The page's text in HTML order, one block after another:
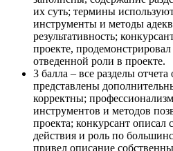
их суть; термины
инструменты и методы
результативность;
проекте,
отведенной роли в проекте.
3 балла – все разделы
представлены
корректны;
инструментов и методов
проекта; конкурсант описал
действия и роль по
привел описание